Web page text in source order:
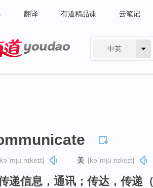
翻译 有道精品课 云笔记
中英
美 [kəˈmjuːnɪkeɪt]
递信息，通讯；传达，传递